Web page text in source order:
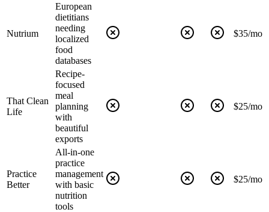
Nutrium
European
dietitians
needing
localized
food
databases
$35/mo
That Clean
Life
Recipe-
focused
meal
planning
with
beautiful
exports
$25/mo
Practice
Better
All-in-one
practice
management
with basic
nutrition
tools
$25/mo